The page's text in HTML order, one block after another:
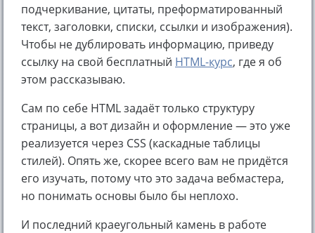
подчеркивание, цитаты, преформатированный
текст, заголовки, списки, ссылки и изображения).
Чтобы не дублировать информацию, приведу
ссылку на свой бесплатный HTML-курс, где я об
этом рассказываю.
Сам по себе HTML задаёт только структуру
страницы, а вот дизайн и оформление — это уже
реализуется через CSS (каскадные таблицы
стилей). Опять же, скорее всего вам не придётся
его изучать, потому что это задача вебмастера,
но понимать основы было бы неплохо.
И последний краеугольный камень в работе